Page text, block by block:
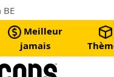
BE
Meilleur
jamais